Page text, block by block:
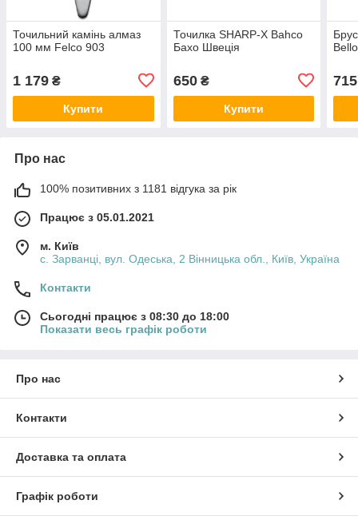
Точильний камінь алмаз
100 мм Felco 903
1 179 ₴
Купити
Точилка SHARP-X Bahco
Бахо Швеція
650₴
Купити
715
Про нас
100% позитивних з 1181 відгука за рік
Працює з 05.01.2021
м. Київ
с. Зарванці, вул. Одеська, 2 Вінницька обл., Київ, Україна
Контакти
Сьогодні працює з 08:30 до 18:00
Показати весь графік роботи
Про нас
Контакти
Доставка та оплата
Графік роботи